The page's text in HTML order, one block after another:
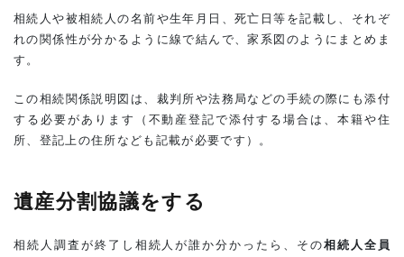
相続人や被相続人の名前や生年月日、死亡日等を記載し、それぞ
れの関係性が分かるように線で結んで、家系図のようにまとめま
す。
この相続関係説明図は、裁判所や法務局などの手続の際にも添付
する必要があります（不動産登記で添付する場合は、本籍や住
所、登記上の住所なども記載が必要です）。
遺産分割協議をする
相続人調査が終了し相続人が誰か分かったら、その相続人全員